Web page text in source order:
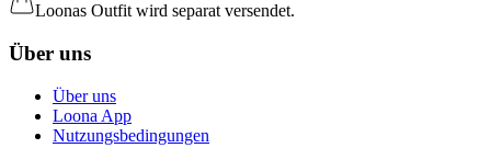
Loonas Outfit wird separat versendet.
Über uns
Über uns
Loona App
Nutzungsbedingungen